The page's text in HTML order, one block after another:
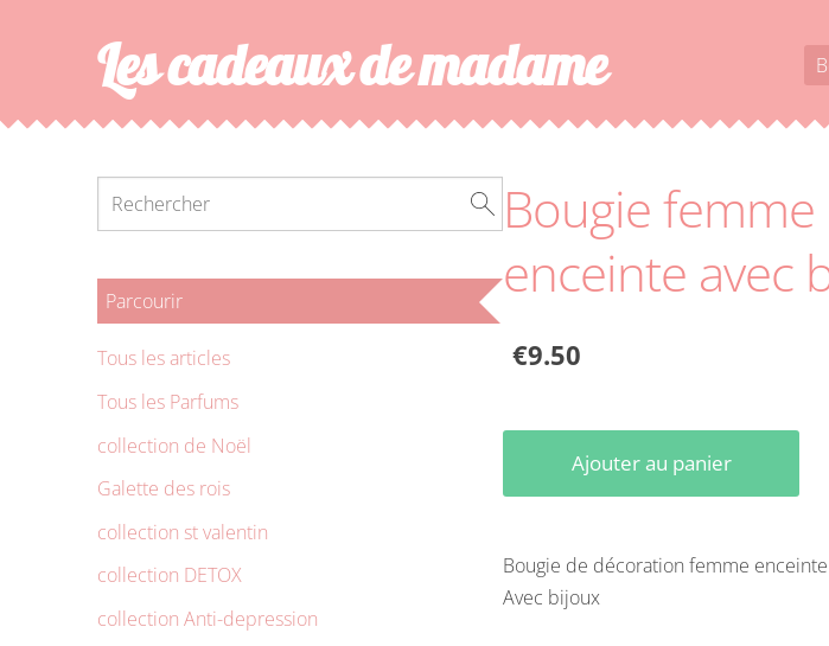
Les cadeaux de madame
Parcourir
Tous les articles
Tous les Parfums
collection de Noël
Galette des rois
collection st valentin
collection DETOX
collection Anti-depression
Bougie femme
enceinte avec
€9.50
Ajouter au panier
Bougie de décoration femme enceinte
Avec bijoux